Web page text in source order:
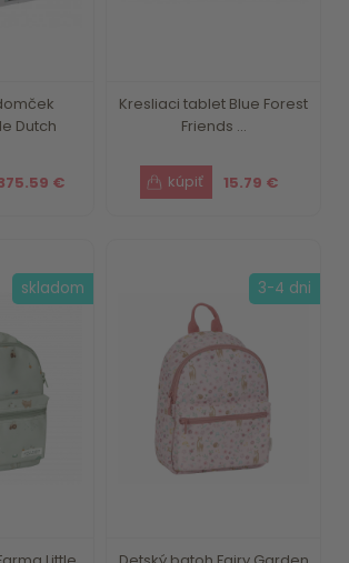
Dutch
€
Kresliaci tablet Blue Forest
Friends ...
15.79 €
skladom 3-4 dni